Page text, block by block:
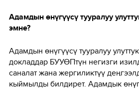
Адамдын өнүгүүсү тууралуу
эмне?
Адамдын өнүгүүсү тууралуу
докладдар БУУӨПтүн негизги
саналат жана жергиликтүү
кыймылды билдирет. Адамдык